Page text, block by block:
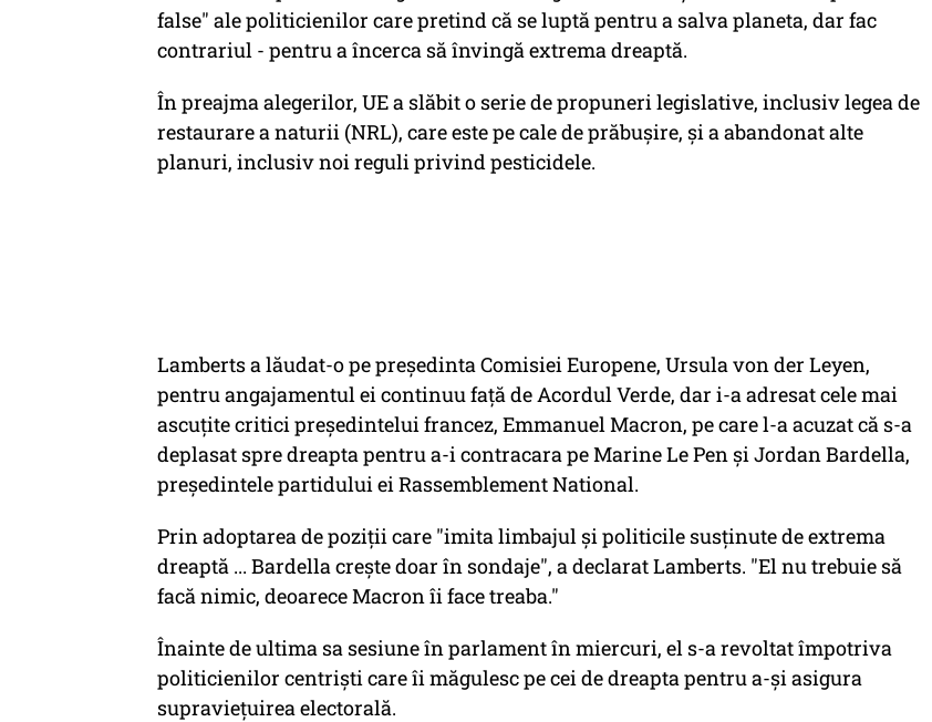
false" ale politicienilor care pretind că se luptă pentru a salva planeta, dar fac
contrariul - pentru a încerca să învingă extrema dreaptă.
În preajma alegerilor, UE a slăbit o serie de propuneri legislative, inclusiv legea de
restaurare a naturii (NRL), care este pe cale de prăbușire, și a abandonat alte
planuri, inclusiv noi reguli privind pesticidele.
Lamberts a lăudat-o pe președinta Comisiei Europene, Ursula von der Leyen,
pentru angajamentul ei continuu față de Acordul Verde, dar i-a adresat cele mai
ascuțite critici președintelui francez, Emmanuel Macron, pe care l-a acuzat că s-a
deplasat spre dreapta pentru a-i contracara pe Marine Le Pen și Jordan Bardella,
președintele partidului ei Rassemblement National.
Prin adoptarea de poziții care "imita limbajul și politicile susținute de extrema
dreaptă ... Bardella crește doar în sondaje", a declarat Lamberts. "El nu trebuie să
facă nimic, deoarece Macron îi face treaba."
Înainte de ultima sa sesiune în parlament în miercuri, el s-a revoltat împotriva
politicienilor centriști care îi măgulesc pe cei de dreapta pentru a-și asigura
supraviețuirea electorală.